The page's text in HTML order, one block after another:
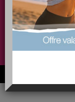
EFFICACE
6M de